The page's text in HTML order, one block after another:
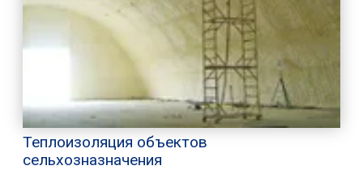
Теплоизоляция объектов
сельхозназначения